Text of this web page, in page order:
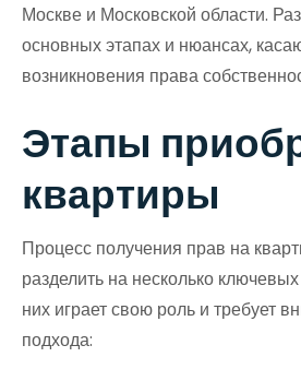
Москве и Московской области.
основных этапах и нюансах,
возникновения права
Этапы
квартиры
Процесс получения прав на
разделить на несколько
них играет свою роль и требует
подхода: